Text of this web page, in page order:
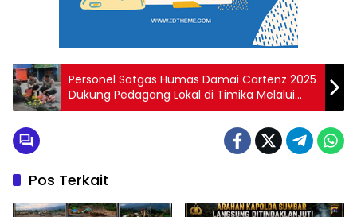
Personel Satgas Humas Damai Cartenz 2025
Dukung Pedagang Lokal di Timika Melalui
Pendekatan Humanis
Pos Terkait